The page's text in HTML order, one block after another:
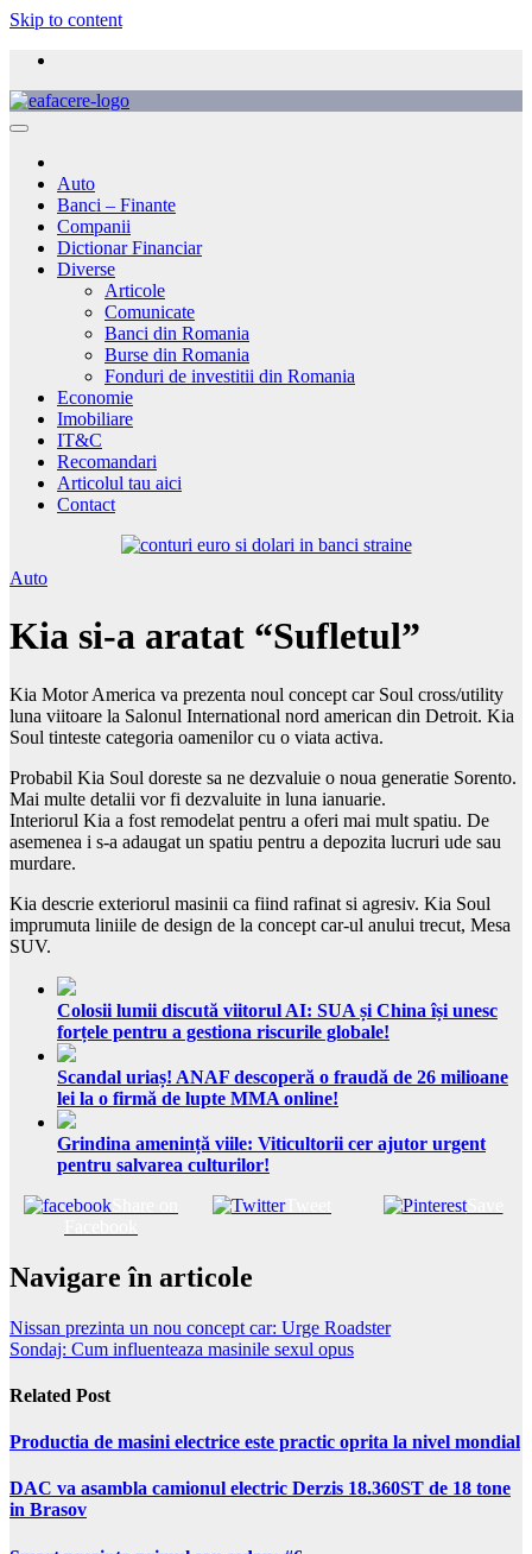
Skip to content
Auto
Banci – Finante
Companii
Dictionar Financiar
Diverse
Articole
Comunicate
Banci din Romania
Burse din Romania
Fonduri de investitii din Romania
Economie
Imobiliare
IT&C
Recomandari
Articolul tau aici
Contact
Auto
Kia si-a aratat “Sufletul”
Kia Motor America va prezenta noul concept car Soul cross/utility
luna viitoare la Salonul International nord american din Detroit. Kia
Soul tinteste categoria oamenilor cu o viata activa.
Probabil Kia Soul doreste sa ne dezvaluie o noua generatie Sorento.
Mai multe detalii vor fi dezvaluite in luna ianuarie.
Interiorul Kia a fost remodelat pentru a oferi mai mult spatiu. De
asemenea i s-a adaugat un spatiu pentru a depozita lucruri ude sau
murdare.
Kia descrie exteriorul masinii ca fiind rafinat si agresiv. Kia Soul
imprumuta liniile de design de la concept car-ul anului trecut, Mesa
SUV.
Colosii lumii discută viitorul AI: SUA și China își unesc
forțele pentru a gestiona riscurile globale!
Scandal uriaș! ANAF descoperă o fraudă de 26 milioane
lei la o firmă de lupte MMA online!
Grindina amenință viile: Viticultorii cer ajutor urgent
pentru salvarea culturilor!
Tweet Save
Navigare în articole
Nissan prezinta un nou concept car: Urge Roadster
Sondaj: Cum influenteaza masinile sexul opus
Related Post
Productia de masini electrice este practic oprita la nivel mondial
DAC va asambla camionul electric Derzis 18.360ST de 18 tone
in Brasov